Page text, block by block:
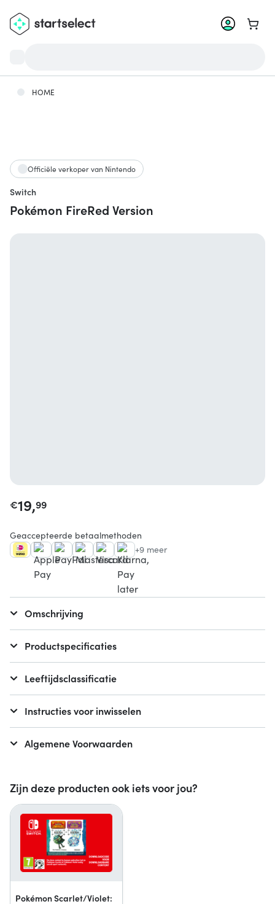
Ga
HOME
Zijn deze producten ook iets voor jou?
Pokémon Scarlet/Violet:
Officiële verkoper van Nintendo
Switch
Pokémon FireRed Version
€19,99
Geaccepteerde betaalmethoden
+9 meer
Omschrijving
Productspecificaties
Leeftijdsclassificatie
Instructies voor inwisselen
Algemene Voorwaarden